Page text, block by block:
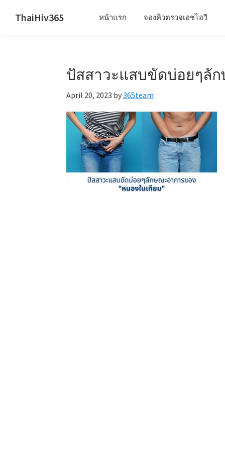
ThaiHiv365 หน้าแรก จองคิวตรวจเอชไอวี
ปัสสาวะแสบขัดบ่อยๆลั
April 20, 2023 by365team